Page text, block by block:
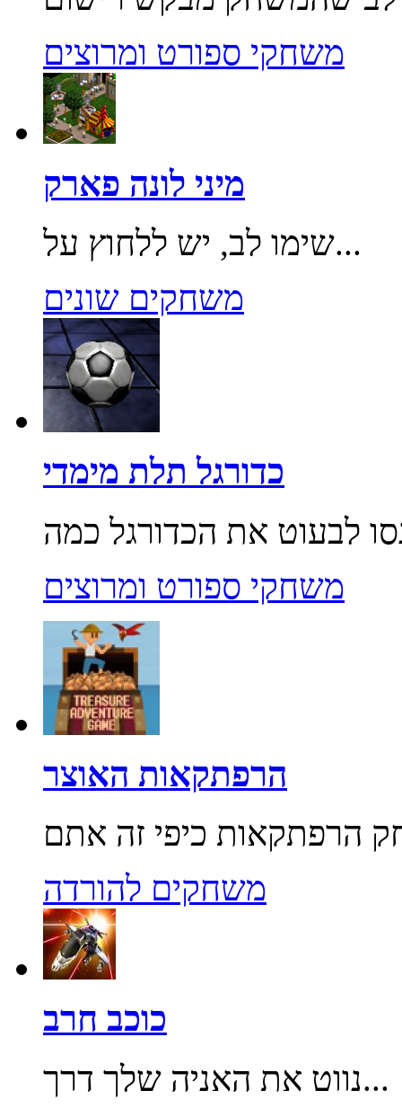
משחקי ספורט ומרוצים
מיני לונה פארק
שימו לב, יש ללחוץ על...
משחקים שונים
כדורגל תלת מימדי
משחקי ספורט ומרוצים
הרפתקאות האוצר
משחקים להורדה
כוכב חרב
נווט את האניה שלך דרך...